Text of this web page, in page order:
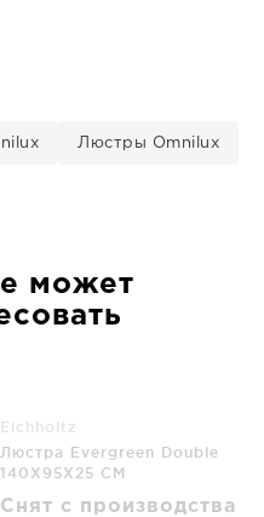
Люстры Omnilux
может
Eichholtz
Люстра Evergreen Double
140X95X25 CM
Снят с производства